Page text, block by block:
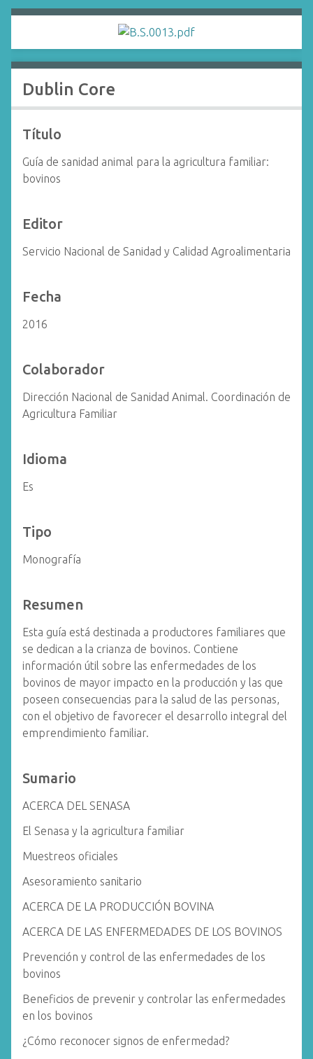
Dublin Core
Título
Guía de sanidad animal para la agricultura familiar:
bovinos
Editor
Servicio Nacional de Sanidad y Calidad Agroalimentaria
Fecha
2016
Colaborador
Dirección Nacional de Sanidad Animal. Coordinación de
Agricultura Familiar
Idioma
Es
Tipo
Monografía
Resumen
Esta guía está destinada a productores familiares que
se dedican a la crianza de bovinos. Contiene
información útil sobre las enfermedades de los
bovinos de mayor impacto en la producción y las que
poseen consecuencias para la salud de las personas,
con el objetivo de favorecer el desarrollo integral del
emprendimiento familiar.
Sumario
ACERCA DEL SENASA
El Senasa y la agricultura familiar
Muestreos oficiales
Asesoramiento sanitario
ACERCA DE LA PRODUCCIÓN BOVINA
ACERCA DE LAS ENFERMEDADES DE LOS BOVINOS
Prevención y control de las enfermedades de los
bovinos
Beneficios de prevenir y controlar las enfermedades
en los bovinos
¿Cómo reconocer signos de enfermedad?